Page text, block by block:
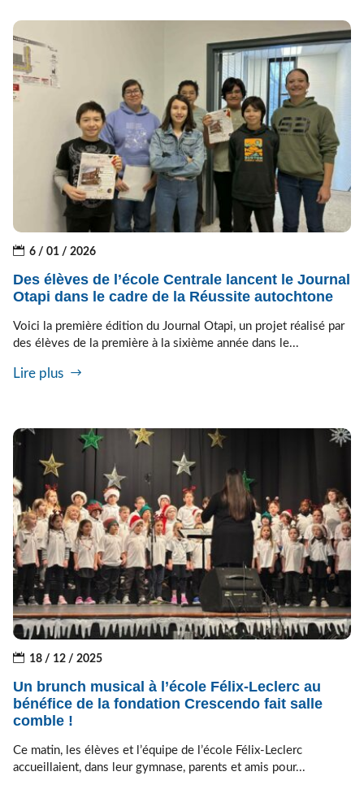
6 / 01 / 2026
Des élèves de l’école Centrale lancent le Journal
Otapi dans le cadre de la Réussite autochtone
Voici la première édition du Journal Otapi, un projet réalisé par
des élèves de la première à la sixième année dans le...
Lire plus
18 / 12 / 2025
Un brunch musical à l’école Félix-Leclerc au
bénéfice de la fondation Crescendo fait salle
comble !
Ce matin, les élèves et l’équipe de l’école Félix-Leclerc
accueillaient, dans leur gymnase, parents et amis pour...